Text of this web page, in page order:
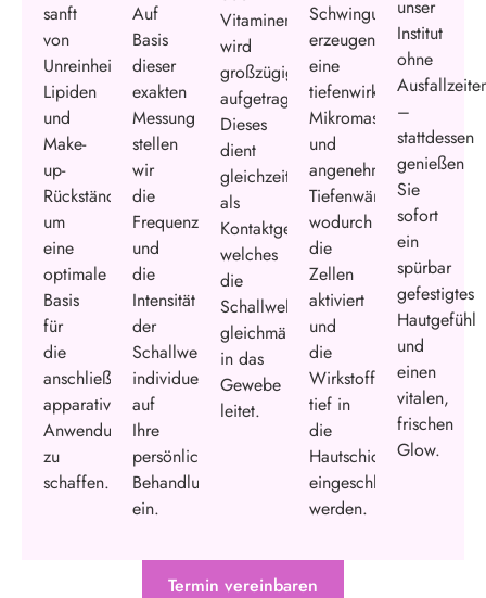
sanft
von
Unreinheiten,
Lipiden
und
Make-
up-
Rückständen,
um
eine
optimale
Basis
für
die
anschließende
apparative
Anwendung
zu
schaffen.
Auf
Basis
dieser
exakten
Messung
stellen
wir
die
Frequenzen
und
die
Intensität
der
Schallwellen
individuell
auf
Ihre
persönlichen
Behandlungsziele
ein.
Vitaminen)
wird
großzügig
aufgetragen.
Dieses
dient
gleichzeitig
als
Kontaktgel,
welches
die
Schallwellen
gleichmäßig
in das
Gewebe
leitet.
Schwingungen
erzeugen
eine
tiefenwirksame
Mikromassage
und
angenehme
Tiefenwärme,
wodurch
die
Zellen
aktiviert
und
die
Wirkstoffe
tief in
die
Hautschichten
eingeschleust
werden.
unser
Institut
ohne
–
stattdessen
genießen
Sie
sofort
ein
spürbar
gefestigtes
Hautgefühl
und
einen
vitalen,
frischen
Glow.
Termin vereinbaren